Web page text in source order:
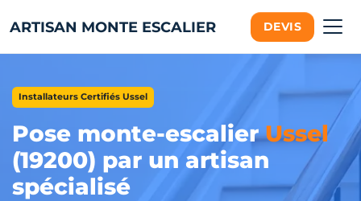
ARTISAN MONTE ESCALIER DEVIS
Installateurs Certifiés Ussel
Pose monte-escalierUssel
(19200) par un artisan
spécialisé